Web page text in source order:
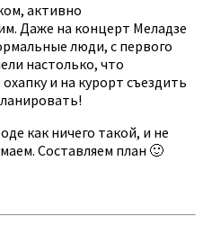
активно
Даже на концерт Меладзе
люди, с первого
настолько, что
и на курорт съездить
как ничего такой, и не
Составляем план 🙂